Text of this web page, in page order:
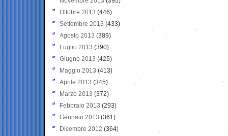
Ottobre 2013 (446)
Settembre 2013 (433)
Agosto 2013 (389)
Luglio 2013 (390)
Giugno 2013 (425)
Maggio 2013 (413)
Aprile 2013 (345)
Marzo 2013 (372)
Febbraio 2013 (293)
Gennaio 2013 (361)
Dicembre 2012 (364)